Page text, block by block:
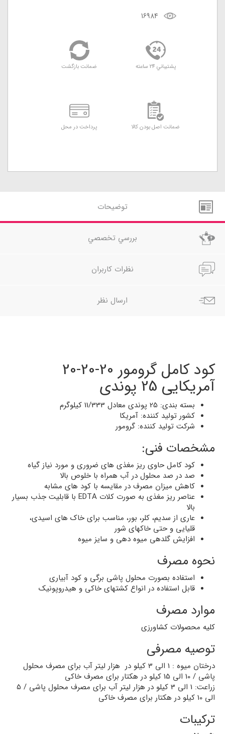
16984
پشتيباني 24 ساعته ضمانت بازگشت
ضمانت اصل بودن کالا پرداخت در محل
توضيحات
بررسي تخصصي
نظرات کاربران
ارسال نظر
کود کامل گرومور 20-20-20
آمریکایی 25 پوندی
بسته بندی: 25 پوندی معادل 11/333 کیلوگرم
کشور تولید کننده: آمریکا
شرکت تولید کننده: گرومور
مشخصات فنی:
کود کامل حاوی ریز مغذی های ضروری و مورد نیاز گیاه
صد در صد محلول در آب همراه با خلوص بالا
کاهش میزان مصرف در مقایسه با کود های مشابه
عناصر ریز مغذی به صورت کلات EDTA با قابلیت جذب بسیار
بالا
عاری از سدیم، کلر، بور، مناسب برای خاک های اسیدی،
قلیایی و حتی خاکهای شور
افزایش گلدهی میوه دهی و سایز میوه
نحوه مصرف
استفاده بصورت محلول پاشی برگی و کود آبیاری
قابل استفاده در انواع کشتهای خاکی و هیدروپونیک
موارد مصرف
کلیه محصولات کشاورزی
توصیه مصرفی
درختان میوه : 1 الی 3 کیلو در هزار لیتر آب برای مصرف محلول
پاشی / 10 الی 15 کیلو در هکتار برای مصرف خاکی
زراعت: 1 الی 3 کیلو در هزار لیتر آب برای مصرف محلول پاشی / 5
الی 10 کیلو در هکتار برای مصرف خاکی
ترکیبات